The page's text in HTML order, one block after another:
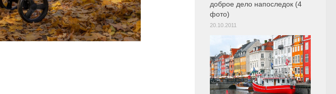
доброе дело напоследок (4
фото)
20.10.2011